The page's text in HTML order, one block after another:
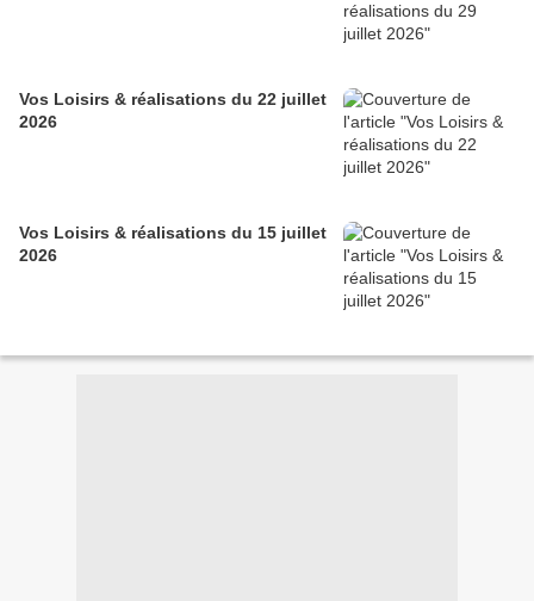
Vos Loisirs & réalisations du 22 juillet
2026
Vos Loisirs & réalisations du 15 juillet
2026